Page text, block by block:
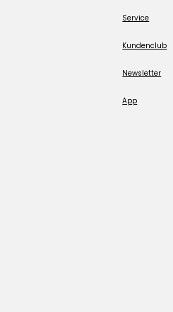
Service
Kundenclub
Newsletter
App